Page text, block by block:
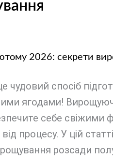
2026: секрети
чудовий спосіб
ягодами!
себе свіжими
процесу. У цій
розсади